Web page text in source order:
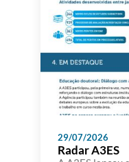
29/07/2026
Radar A3ES